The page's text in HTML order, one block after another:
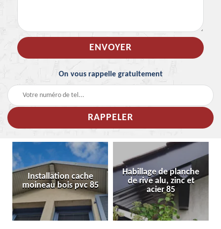
On vous rappelle gratuitement
Installation cache
moineau bois pvc 85
Habillage de planche
de rive alu, zinc et
acier 85